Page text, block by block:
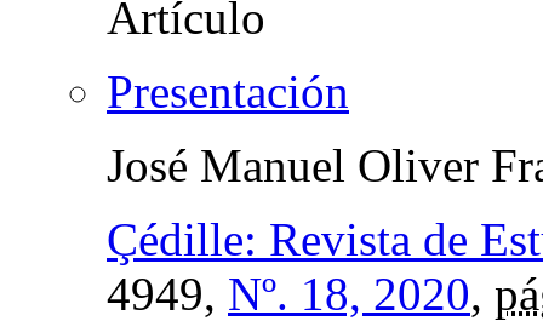
Presentación
José Manuel Oliver
Çédille: Revista de
4949, Nº. 18, 2020,